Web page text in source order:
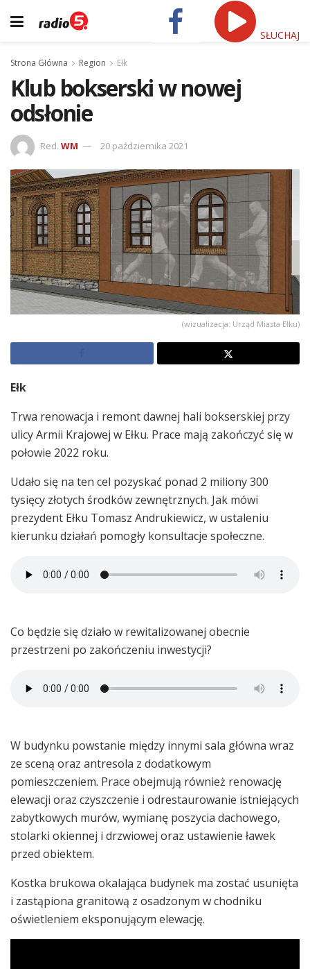
SŁUCHAJ
Strona Główna Region Ełk
Klub bokserski w nowej
odsłonie
Red. WM 20 października 2021
(wizualizacja: Urząd Miasta Ełku)
Ełk
Trwa renowacja i remont dawnej hali bokserskiej przy
ulicy Armii Krajowej w Ełku. Prace mają zakończyć się w
połowie 2022 roku.
Udało się na ten cel pozyskać ponad 2 miliony 300
tysięcy złotych środków zewnętrznych. Jak mówi
prezydent Ełku Tomasz Andrukiewicz, w ustaleniu
kierunku działań pomogły konsultacje społeczne.
Co będzie się działo w rewitalizowanej obecnie
przestrzeni po zakończeniu inwestycji?
W budynku powstanie między innymi sala główna wraz
ze sceną oraz antresola z dodatkowym
pomieszczeniem. Prace obejmują również renowację
elewacji oraz czyszczenie i odrestaurowanie istniejących
zabytkowych murów, wymianę poszycia dachowego,
stolarki okiennej i drzwiowej oraz ustawienie ławek
przed obiektem.
Kostka brukowa okalająca budynek ma zostać usunięta
i zastąpiona granitową z osadzonym w chodniku
oświetleniem eksponującym elewację.